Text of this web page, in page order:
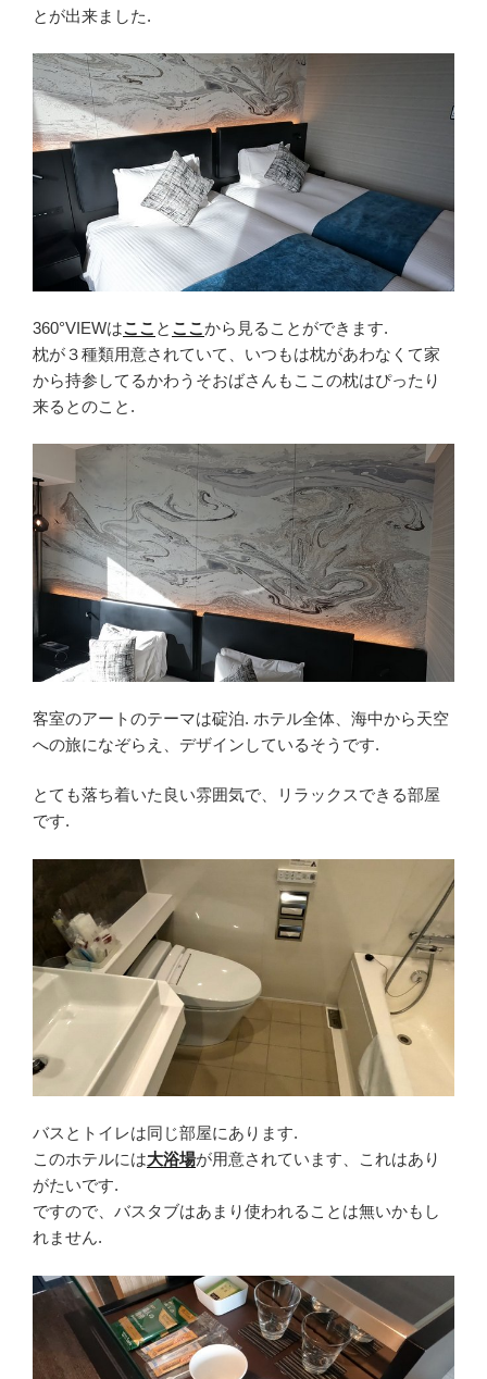
とが出来ました.
360°VIEWはここ と ここから見ることができます.
枕が３種類用意されていて、いつもは枕があわなくて家
から持参してるかわうそおばさんもここの枕はぴったり
来るとのこと.
客室のアートのテーマは碇泊. ホテル全体、海中から天空
への旅になぞらえ、デザインしているそうです.
とても落ち着いた良い雰囲気で、リラックスできる部屋
です.
バスとトイレは同じ部屋にあります.
このホテルには大浴場が用意されています、これはあり
がたいです.
ですので、バスタブはあまり使われることは無いかもし
れません.